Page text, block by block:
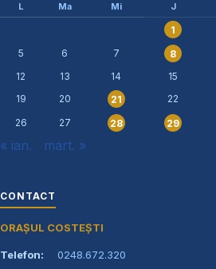
L Ma Mi J
1
5
6 7 8
12
13 14 15
19
20 21 22
26
27 28 29
« ian. mart. »
CONTACT
ORAȘUL COSTEȘTI
Telefon:
0248.672.320